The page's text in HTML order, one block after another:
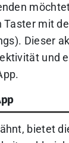
Taster mit
Dieser
und
bietet